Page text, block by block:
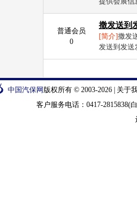
普通会员
0
撒发送到
[简介]撒发
发送到发送
中国汽保网版权所有 © 2003-2026 | 关于
客户服务电话：0417-